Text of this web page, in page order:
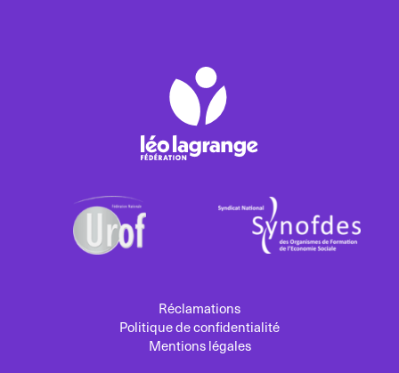
Réclamations
Politique de confidentialité
Mentions légales